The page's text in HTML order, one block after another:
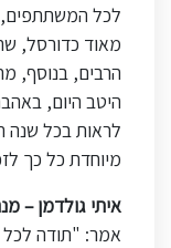
לכל
מאוד כדורסל,
הרבים, בנוסף,
היטב היום,
לראות בכל שנה
מיוחדת כל כך
איתי גולדמן –
אמר: "תודה לכל